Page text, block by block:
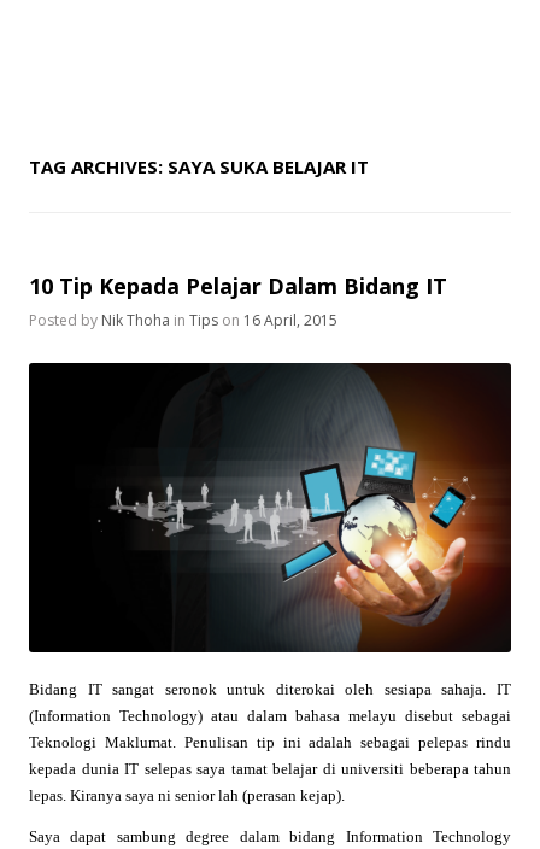
TAG ARCHIVES: SAYA SUKA BELAJAR IT
10 Tip Kepada Pelajar Dalam Bidang IT
Posted by Nik Thoha in Tips on 16 April, 2015
Bidang IT sangat seronok untuk diterokai oleh sesiapa sahaja. IT
(Information Technology) atau dalam bahasa melayu disebut sebagai
Teknologi Maklumat. Penulisan tip ini adalah sebagai pelepas rindu
kepada dunia IT selepas saya tamat belajar di universiti beberapa tahun
lepas. Kiranya saya ni senior lah (perasan kejap).
Saya dapat sambung degree dalam bidang Information Technology